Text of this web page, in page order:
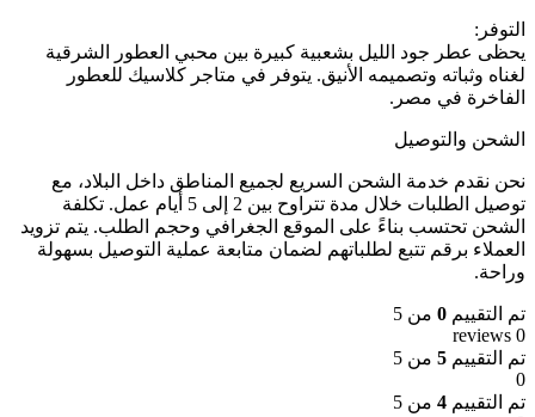
التوفر:
يحظى عطر جود الليل بشعبية كبيرة بين محبي العطور الشرقية
لغناه وثباته وتصميمه الأنيق. يتوفر في متاجر كلاسيك للعطور
الفاخرة في مصر.
الشحن والتوصيل
نحن نقدم خدمة الشحن السريع لجميع المناطق داخل البلاد، مع
توصيل الطلبات خلال مدة تتراوح بين 2 إلى 5 أيام عمل. تكلفة
الشحن تحتسب بناءً على الموقع الجغرافي وحجم الطلب. يتم تزويد
العملاء برقم تتبع لطلباتهم لضمان متابعة عملية التوصيل بسهولة
وراحة.
تم التقييم 0 من 5
0 reviews
تم التقييم 5 من 5
0
تم التقييم 4 من 5